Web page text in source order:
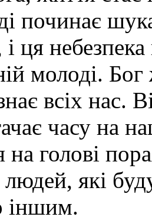
починає
і ця
молоді.
всіх нас.
часу на
на голові
які
іншим.